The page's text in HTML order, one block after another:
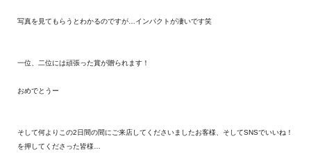
写真を見てもらうとわかるのですが…インパクトが凄いです笑
一位、二位には頑張った賞が贈られます！
おめでとうー
そして何よりこの2日間の間にご来店してくださいましたお客様、そしてSNSでいいね！
を押してくださった皆様…